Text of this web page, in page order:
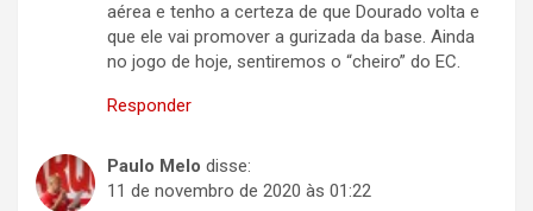
aérea e tenho a certeza de que Dourado volta e
que ele vai promover a gurizada da base. Ainda
no jogo de hoje, sentiremos o “cheiro” do EC.
Responder
Paulo Melo disse:
11 de novembro de 2020 às 01:22